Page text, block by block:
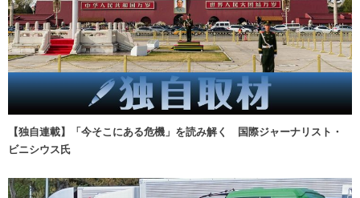
【独自連載】「今そこにある危機」を読み解く 国際ジャーナリスト・
ビニシウス氏